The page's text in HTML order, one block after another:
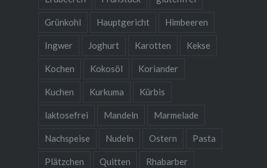
Grünkohl Hauptgericht Himbeeren
Ingwer Joghurt Karotten Kekse
Kochen Kokosöl Koriander
Kuchen Kurkuma Kürbis
laktosefrei Mandeln Marmelade
Nachspeise Nudeln Ostern Pasta
Plätzchen Quitten Rhabarber